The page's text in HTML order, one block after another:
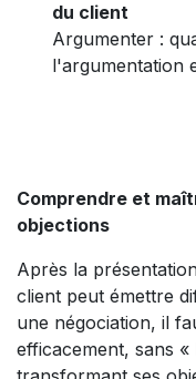
du client
Argumenter :
l'argumentation
Comprendre et
objections
Après la
client peut émettre
une négociation, il
efficacement, sans